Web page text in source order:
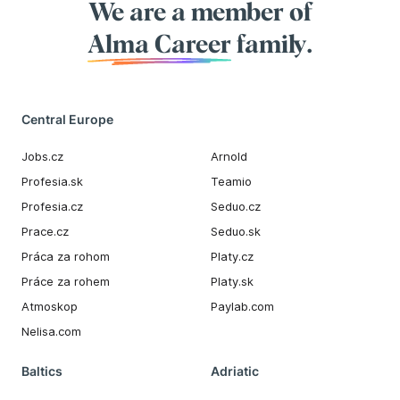
We are a member of
Alma Career family.
Central Europe
Jobs.cz
Profesia.sk
Profesia.cz
Prace.cz
Práca za rohom
Práce za rohem
Atmoskop
Nelisa.com
Arnold
Teamio
Seduo.cz
Seduo.sk
Platy.cz
Platy.sk
Paylab.com
Baltics Adriatic